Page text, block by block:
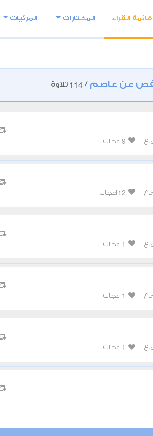
قائمة القراء المختارات المرئيات
حفص عن عاصم /
114 تلاوة
9 اعجاب
12 اعجاب
1 اعجاب
1 اعجاب
1 اعجاب